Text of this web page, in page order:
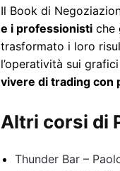
Il Book di
e i professionistiche
trasformato i loro
l’operatività sui
vivere di trading con
Altri corsi di
Thunder Bar –